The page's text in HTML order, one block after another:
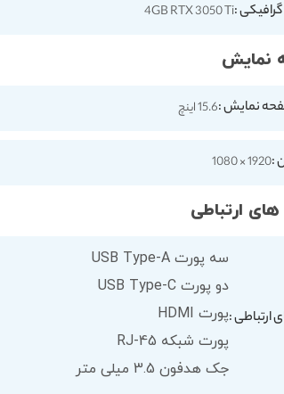
گرافیکی :4GB RTX 3050 Ti
نمایش
نمایش :15.6 اینچ
:
1920 × 1080
های ارتباطی
ارتباطی :
سه پورت USB Type-A
دو پورت USB Type-C
پورت HDMI
پورت شبکه RJ-45
جک هدفون 3.5 میلی متر